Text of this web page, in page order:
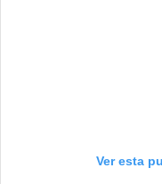
Ver esta